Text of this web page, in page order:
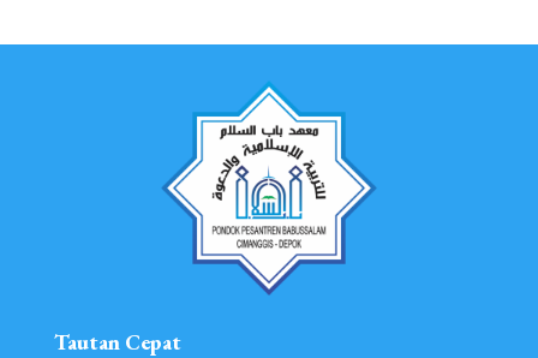
Tautan Cepat